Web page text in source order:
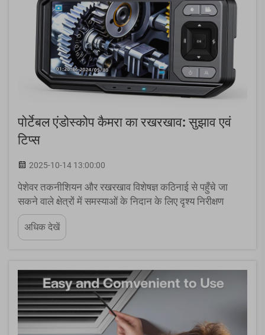
पोर्टेबल एंडोस्कोप कैमरा का रखरखाव: सुझाव एवं
टिप्स
2025-10-14 13:00:00
पेशेवर तकनीशियन और रखरखाव विशेषज्ञ कठिनाई से पहुँचे जा
सकने वाले क्षेत्रों में समस्याओं के निदान के लिए दृश्य निरीक्षण
उपकरणों पर भारी निर्भर रहते हैं। एक पोर्टेबल एंडोस्कोप कैमरा एक
आवश्यक नैदानिक उपकरण के रूप में कार्य करता है जो
उपयोगकर्ताओं को आंतरिक ... का परीक्षण करने की अनुमति देता है
अधिक देखें